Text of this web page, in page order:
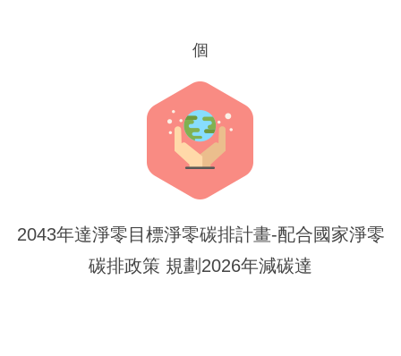
個
2043年達淨零目標淨零碳排計畫-配合國家淨零
碳排政策 規劃2026年減碳達